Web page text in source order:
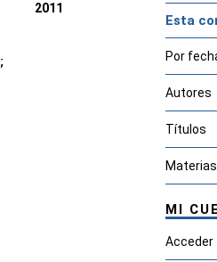
;
2011
Esta
Por
Autores
Títulos
Materias
MI
Acceder